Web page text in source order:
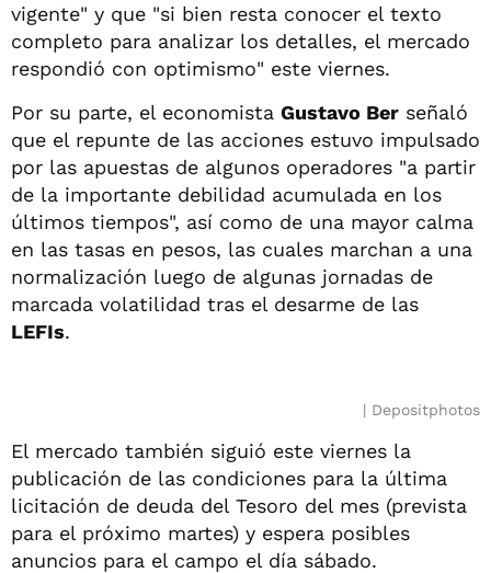
vigente" y que "si bien resta conocer el texto
completo para analizar los detalles, el mercado
respondió con optimismo" este viernes.
Por su parte, el economista Gustavo Ber señaló
que el repunte de las acciones estuvo impulsado
por las apuestas de algunos operadores "a partir
de la importante debilidad acumulada en los
últimos tiempos", así como de una mayor calma
en las tasas en pesos, las cuales marchan a una
normalización luego de algunas jornadas de
marcada volatilidad tras el desarme de las
LEFIs.
Depositphotos
El mercado también siguió este viernes la
publicación de las condiciones para la última
licitación de deuda del Tesoro del mes (prevista
para el próximo martes) y espera posibles
anuncios para el campo el día sábado.